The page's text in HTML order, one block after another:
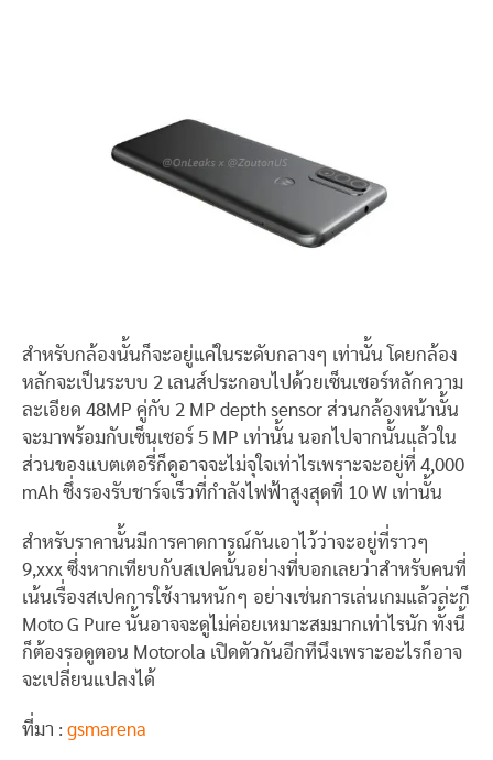
สำหรับกล้องนั้นก็จะอยู่แค่ในระดับกลางๆ เท่านั้น โดยกล้อง
หลักจะเป็นระบบ 2 เลนส์ประกอบไปด้วยเซ็นเซอร์หลักความ
ละเอียด 48MP คู่กับ 2 MP depth sensor ส่วนกล้องหน้านั้น
จะมาพร้อมกับเซ็นเซอร์ 5 MP เท่านั้น นอกไปจากนั้นแล้วใน
ส่วนของแบตเตอรี่ก็ดูอาจจะไม่จุใจเท่าไรเพราะจะอยู่ที่ 4,000
mAh ซึ่งรองรับชาร์จเร็วที่กำลังไฟฟ้าสูงสุดที่ 10 W เท่านั้น
สำหรับราคานั้นมีการคาดการณ์กันเอาไว้ว่าจะอยู่ที่ราวๆ
9,xxx ซึ่งหากเทียบกับสเปคนั้นอย่างที่บอกเลยว่าสำหรับคนที่
เน้นเรื่องสเปคการใช้งานหนักๆ อย่างเช่นการเล่นเกมแล้วล่ะก็
Moto G Pure นั้นอาจจะดูไม่ค่อยเหมาะสมมากเท่าไรนัก ทั้งนี้
ก็ต้องรอดูตอน Motorola เปิดตัวกันอีกทีนึงเพราะอะไรก็อาจ
จะเปลี่ยนแปลงได้
ที่มา : gsmarena